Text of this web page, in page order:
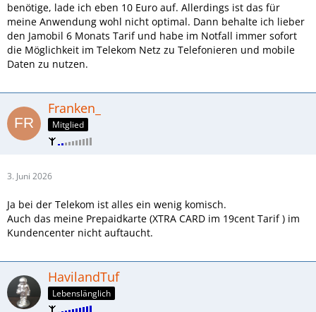
benötige, lade ich eben 10 Euro auf. Allerdings ist das für
meine Anwendung wohl nicht optimal. Dann behalte ich lieber
den Jamobil 6 Monats Tarif und habe im Notfall immer sofort
die Möglichkeit im Telekom Netz zu Telefonieren und mobile
Daten zu nutzen.
Franken_
Mitglied
3. Juni 2026
Ja bei der Telekom ist alles ein wenig komisch.
Auch das meine Prepaidkarte (XTRA CARD im 19cent Tarif ) im
Kundencenter nicht auftaucht.
HavilandTuf
Lebenslänglich